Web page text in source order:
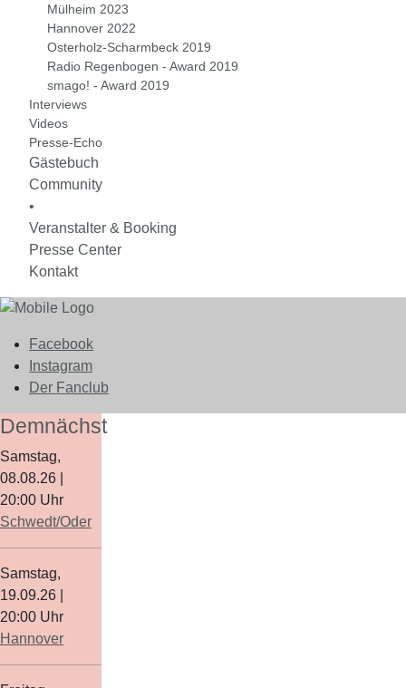
Mülheim 2023
Hannover 2022
Osterholz-Scharmbeck 2019
Radio Regenbogen - Award 2019
smago! - Award 2019
Interviews
Videos
Presse-Echo
Gästebuch
Community
•
Veranstalter & Booking
Presse Center
Kontakt
Facebook
Instagram
Der Fanclub
Demnächst
Samstag,
08.08.26
20:00 Uhr
Schwedt/Oder
Samstag,
19.09.26
20:00 Uhr
Hannover